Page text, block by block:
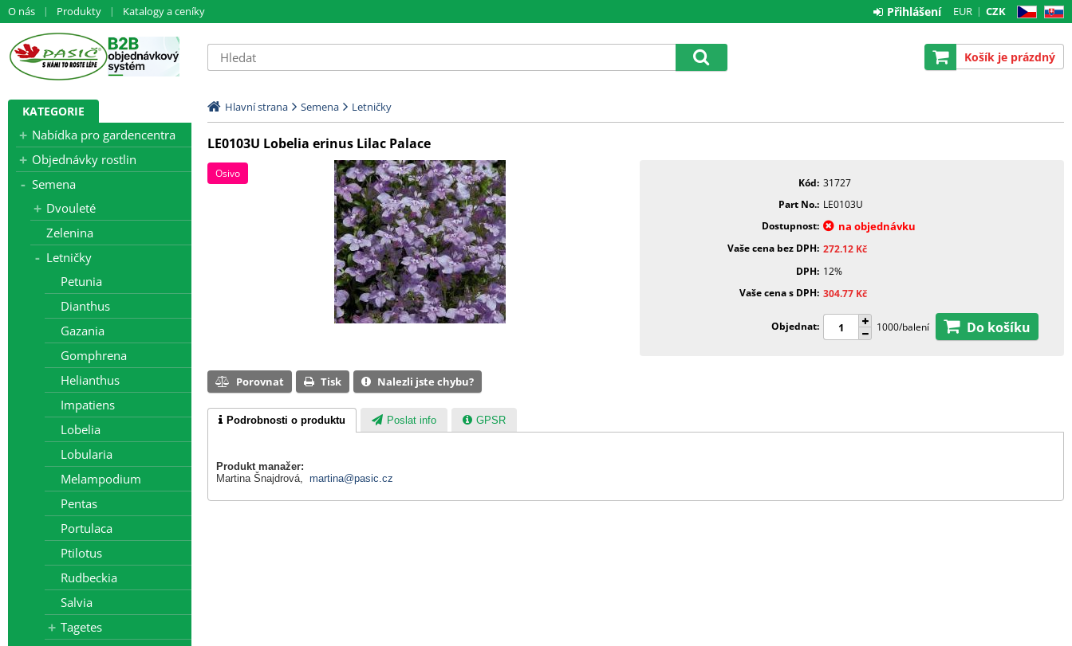
O nás Produkty Katalogy a ceníky CZ SK
EUR CZK
Přihlášení
Košík je prázdný
KATEGORIE
Nabídka pro gardencentra
Objednávky rostlin
Semena
Dvouleté
Zelenina
Letničky
Petunia
Dianthus
Gazania
Gomphrena
Helianthus
Impatiens
Lobelia
Lobularia
Melampodium
Pentas
Portulaca
Ptilotus
Rudbeckia
Salvia
Tagetes
Hlavní strana Semena Letničky
LE0103U Lobelia erinus Lilac Palace
Osivo
Kód 31727
Part No. LE0103U
Dostupnost
na objednávku
Vaše cena bez DPH 272.12 Kč
DPH 12%
Vaše cena s DPH 304.77 Kč
Objednat 1000/balení Do košíku
Porovnat Tisk Nalezli jste chybu?
Podrobnosti o produktu Poslat info GPSR
Produkt manažer:
Martina Šnajdrová, martina@pasic.cz